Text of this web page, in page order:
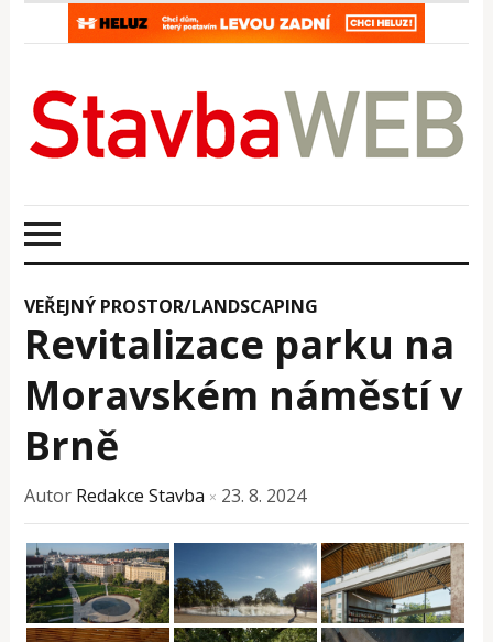
VEŘEJNÝ PROSTOR/LANDSCAPING
Revitalizace parku na
Moravském náměstí v
Brně
Autor Redakce Stavba × 23. 8. 2024